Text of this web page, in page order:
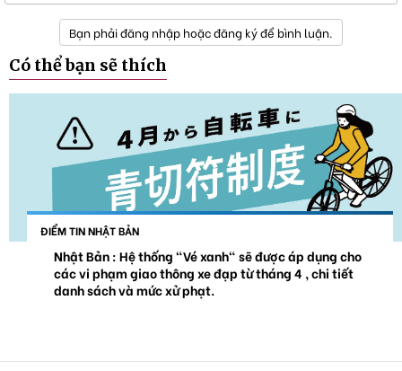
Bạn phải đăng nhập hoặc đăng ký để bình luận.
Có thể bạn sẽ thích
ĐIỂM TIN NHẬT BẢN
Nhật Bản : Hệ thống "Vé xanh" sẽ được áp dụng cho
các vi phạm giao thông xe đạp từ tháng 4 , chi tiết
danh sách và mức xử phạt.